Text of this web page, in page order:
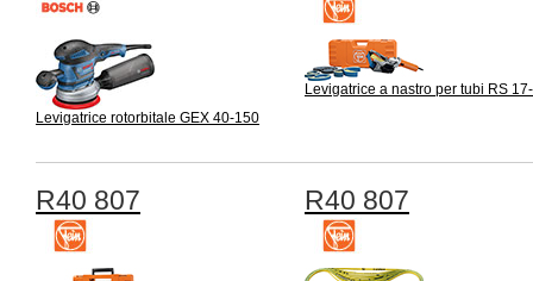
Levigatrice rotorbitale GEX 40-150
Levigatrice a nastro per tubi RS
R40 807 R40 807